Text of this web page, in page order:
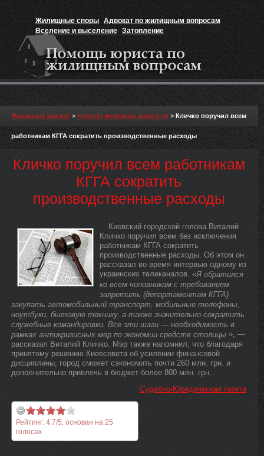
Жилищные споры Адвокат по жилищным вопросам
Вселение и выселение Затопление
Признание прав на жильё
Жилищный адвокат > Новости жилищных адвокатов > Кличко поручил всем
работникам КГГА сократить производственные расходы
Кличко поручил всем работникам
КГГА сократить
производственные расходы
Киевский городской голова Виталий
Кличко поручил всем без исключения
работникам КГГА сократить
производственные расходы. Об этом он
рассказал во время интервью одному из
украинских телеканалов. «Я обратился
ко всем чиновникам с требованием
запретить (департаментам КГГА)
закупать автомобильный транспорт, мобильные телефоны,
ноутбуки, бытовую технику, а также значительно сократить
служебные командировки. Все эти шаги — необходимость в
рамках антикризисных мер по экономии средств столицы », —
рассказал Виталий Кличко. Мэр также напомнил, что благодаря
принятому решению Киевсовета об усилении финансовой
дисциплины, город сможет сэкономить почти 260 млн. грн. и
дополнительно привлечь в бюджет более 800 млн. грн.
Судебно-Юридическая газета
Рейтинг: 4.7/5, основан на 25
голосах.